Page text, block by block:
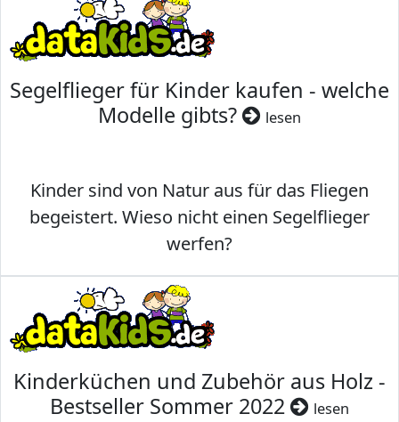
Segelflieger für Kinder kaufen - welche
Modelle gibts?
lesen
Kinder sind von Natur aus für das Fliegen
begeistert. Wieso nicht einen Segelflieger
werfen?
Kinderküchen und Zubehör aus Holz -
Bestseller Sommer 2022
lesen